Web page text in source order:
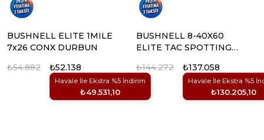
BUSHNELL ELITE 1MILE
7x26 CONX DURBUN
₺52.138
Havale İle Ekstra %5 İndirim
₺49.531,10
₺54.882
BUSHNELL 8-40X60
ELITE TAC SPOTTING
₺137.058
Havale İle Ekstra %5
₺130.205,10
₺144.272